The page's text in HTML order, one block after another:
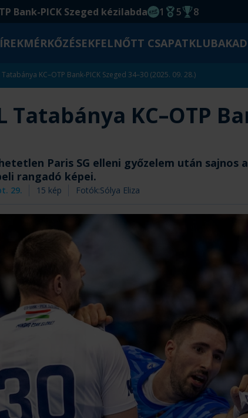
Bank-PICK Szeged kézilabda
EHF kupagyőzelem
1
Magyar Bajnoki cím
5
Magyar-Kupa
8
MÉRKŐZÉSEKFELNŐTT CSAPATKLUB
Tatabánya KC–OTP Bank-PICK Szeged 34–30 (2025. 09. 28.)
Tatabánya KC–OTP
Paris SG elleni győzelem után sajnos
rangadó képei.
29. 15 kép Fotók:Sólya Eliza